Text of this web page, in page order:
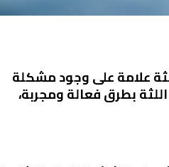
علامة على وجود مشكلة
بطرق فعالة ومجربة،